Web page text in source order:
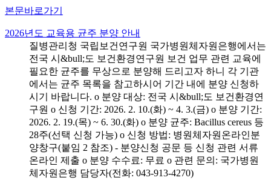
본문바로가기
2026년도 교육용 균주 분양 안내
질병관리청 국립보건연구원 국가병원체자원은행에서는
전국 시&bull;도 보건환경연구원 보건 업무 관련 교육에
필요한 균주를 무상으로 분양해 드리고자 하니 각 기관
에서는 균주 목록을 참고하시어 기간 내에 분양 신청하
시기 바랍니다. o 분양 대상: 전국 시&bull;도 보건환경연
구원 o 신청 기간: 2026. 2. 10.(화) ~ 4. 3.(금) o 분양 기간:
2026. 2. 19.(목) ~ 6. 30.(화) o 분양 균주: Bacillus cereus 등
28주(선택 신청 가능) o 신청 방법: 병원체자원온라인분
양창구(붙임 2 참조) - 분양신청 공문 등 신청 관련 서류
온라인 제출 o 분양 수수료: 무료 o 관련 문의: 국가병원
체자원은행 담당자(전화: 043-913-4270)